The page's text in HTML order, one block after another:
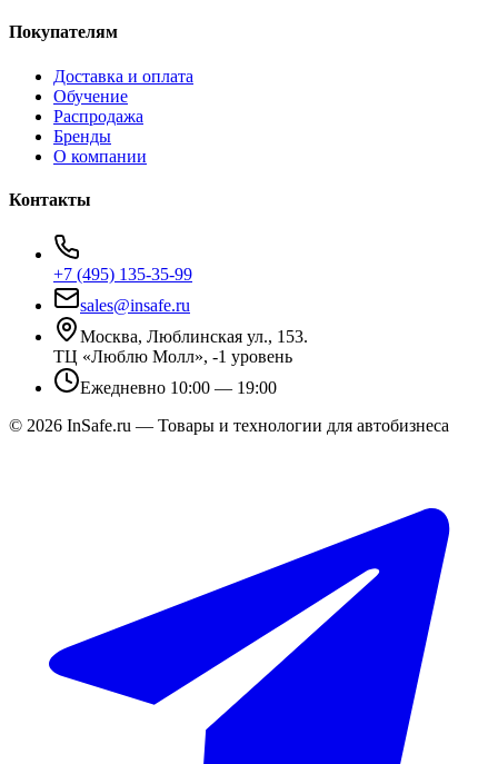
Покупателям
Доставка и оплата
Обучение
Распродажа
Бренды
О компании
Контакты
+7 (495) 135-35-99
sales@insafe.ru
Москва, Люблинская ул., 153.
ТЦ «Люблю Молл», -1 уровень
Ежедневно 10:00 — 19:00
© 2026 InSafe.ru — Товары и технологии для автобизнеса